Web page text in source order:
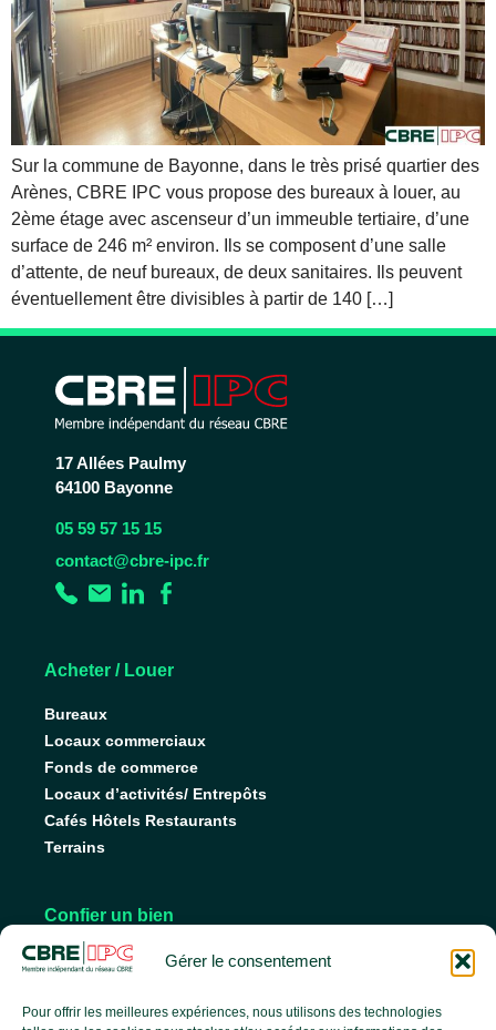
Gérer le consentement
Pour offrir les meilleures expériences, nous utilisons des technologies
Sur la commune de Bayonne, dans le très prisé quartier des
Arènes, CBRE IPC vous propose des bureaux à louer, au
2ème étage avec ascenseur d’un immeuble tertiaire, d’une
surface de 246 m² environ. Ils se composent d’une salle
d’attente, de neuf bureaux, de deux sanitaires. Ils peuvent
éventuellement être divisibles à partir de 140 […]
17 Allées Paulmy
64100 Bayonne
05 59 57 15 15
contact@cbre-ipc.fr
Acheter / Louer
Bureaux
Locaux commerciaux
Fonds de commerce
Locaux d’activités/ Entrepôts
Cafés Hôtels Restaurants
Terrains
Confier un bien
Nos conseils pour vendre
Faire gérer son bien